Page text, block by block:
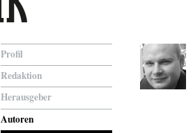
Profil
Redaktion
Herausgeber
Autoren